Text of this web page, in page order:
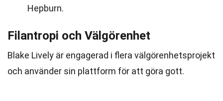
Hepburn.
Filantropi och Välgörenhet
Blake Lively är engagerad i flera välgörenhetsprojekt
och använder sin plattform för att göra gott.